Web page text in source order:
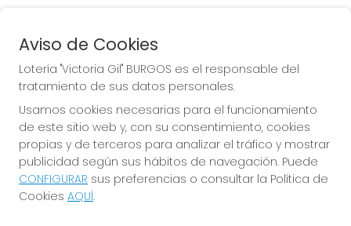
La de la Antigua de
Gamonal
Aviso de Cookies
Lotería "Victoria Gil" BURGOS es el responsable del
tratamiento de sus datos personales.
Usamos cookies necesarias para el funcionamiento
de este sitio web y, con su consentimiento, cookies
propias y de terceros para analizar el tráfico y mostrar
publicidad según sus hábitos de navegación. Puede
CONFIGURAR sus preferencias o consultar la Política de
Cookies AQUÍ.